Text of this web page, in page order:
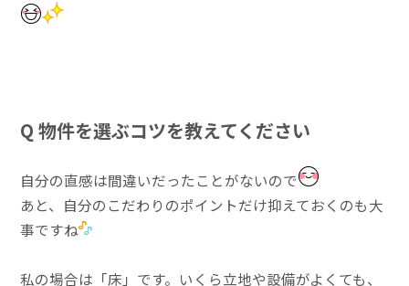
Q 物件を選ぶコツを教えてください
自分の直感は間違いだったことがないので
あと、自分のこだわりのポイントだけ抑えておくのも大
事ですね
私の場合は「床」です。いくら立地や設備がよくても、